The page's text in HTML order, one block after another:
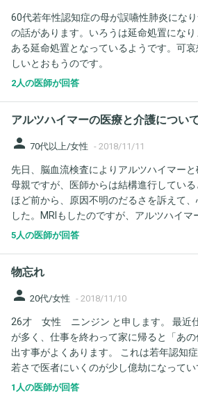
状がでてきて本当にそうなのでは。と本
査に行けばいいのでしょうが、結果を知
先生達はどう思われますか？
60代若年性認知症の母が誤嚥性肺炎にな
の話があります。いろうは延命処置にな
ある延命処置となっているようです。可
しいとおもうのです。
2人の医師が回答
アルツハイマーの医療と介護につい
person 70代以上/女性 - 2018/11/11
先日、脳血流検査によりアルツハイマー
母親ですが、医師からは結構進行してい
ほど前から、原因不明のだるさを訴えて
した。MRIもしたのですが、アルツハイマ
たのが二ヶ月位前だったので、病名が確定
くらい)、目を覚ますとほぼ寝ぼけてると
か、意味不明なことをいいます。 また、
しく、尿がでないのにトイレにやたらと
に漏らすのが本能的に嫌で、それの自衛
排尿障害というか、それをコントロール
受けてるのでしょうか。 現在は、父親と
方向転換が難しくなり、寝起きには介助が
5人の医師が回答
物忘れ
person 20代/女性 - 2018/11/10
26才 女性 ニンジン と申します。 最近
が多く、仕事を終わって家に帰ると「あ
出す事がよくあります。 これは若年認知症なのでしょうか？ この
若さで医者にいくのが少し億劫になって
ただきました。 よろしくお願いします。
1人の医師が回答